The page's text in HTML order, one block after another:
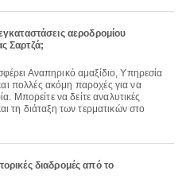
αεροδρομίου
Σαρτζά;
πολλές ακόμη παροχές για να
Μπορείτε να δείτε αναλυτικές
τη διάταξη των τερματικών στο
διαδρομές από το